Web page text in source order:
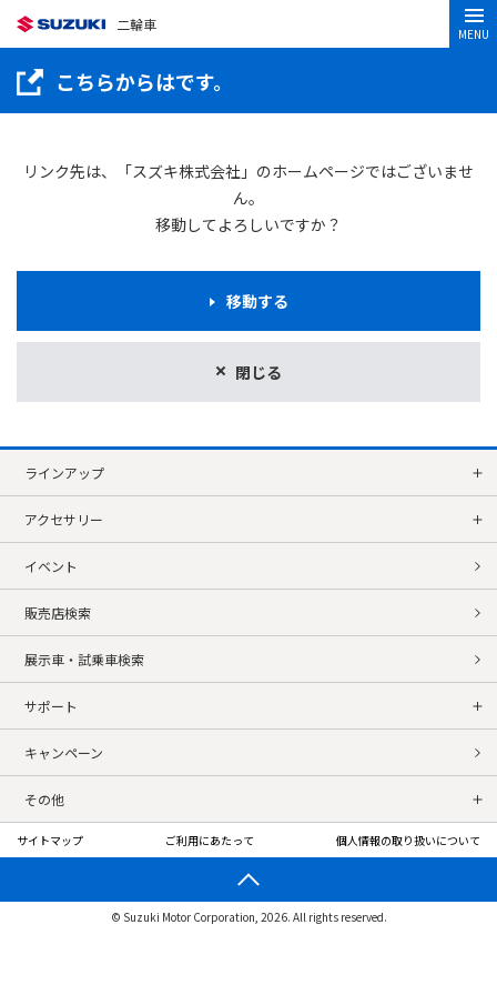
二輪車
MENU
こちらからはです。
リンク先は、「スズキ株式会社」のホームページではございませ
ん。
移動してよろしいですか？
閉じる
移動する
ラインアップ
アクセサリー
イベント
販売店検索
展示車・試乗車検索
サポート
キャンペーン
その他
サイトマップ ご利用にあたって 個人情報の取り扱いについて
© Suzuki Motor Corporation, 2026. All rights reserved.